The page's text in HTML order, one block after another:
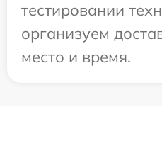
тестировании
организуем
место и время.